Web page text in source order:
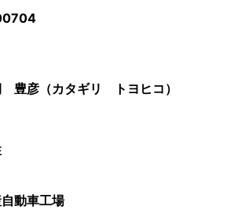
豊彦（カタギリ トヨヒコ）
自動車工場